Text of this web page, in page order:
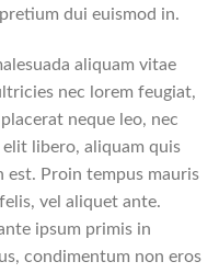
dui euismod in.
aliquam vitae
nec lorem feugiat,
neque leo, nec
libero, aliquam quis
est. Proin tempus mauris
vel aliquet ante.
ipsum primis in
condimentum non eros